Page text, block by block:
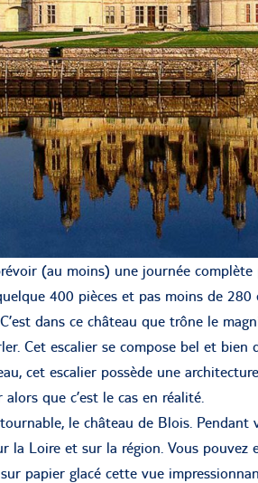
(au moins) une journée
400 pièces et pas moins de 280
dans ce château que trône le
Cet escalier se compose bel et bien
cet escalier possède une
que c’est le cas en réalité.
le château de Blois.
la Loire et sur la région. Vous pouvez
papier glacé cette vue